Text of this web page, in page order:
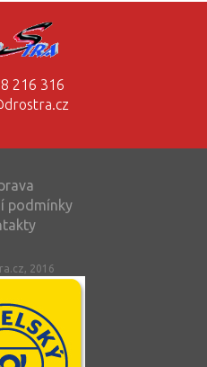
216 316
podmínky
2016